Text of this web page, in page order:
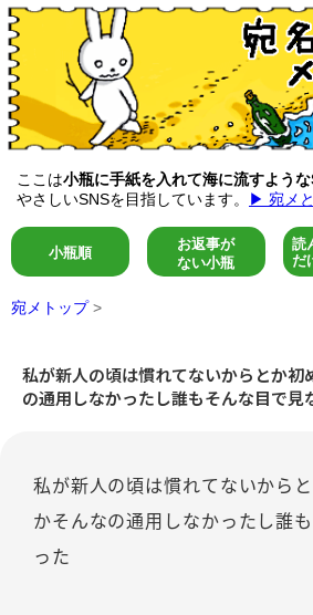
ここは小瓶に手紙を入れて海に流すよう
やさしいSNSを目指しています。
▶ 宛メ
小瓶順
お返事が
ない小瓶
読
だ
宛メトップ >
私が新人の頃は慣れてないからとか初
の通用しなかったし誰もそんな目で見
私が新人の頃は慣れてないから
かそんなの通用しなかったし誰
った